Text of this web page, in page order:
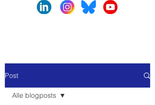
Post
Alle blogposts